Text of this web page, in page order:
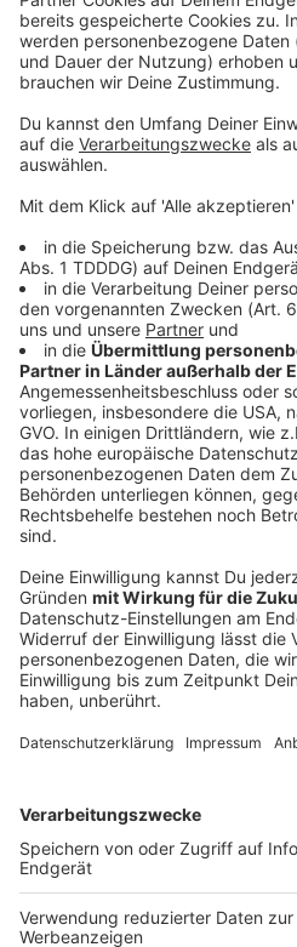
Keep on
Verpass' nichts mehr mit
ANTENNE Rock-
Interviews, Quizspaß oder
wir
Zum
Du möchtest uns